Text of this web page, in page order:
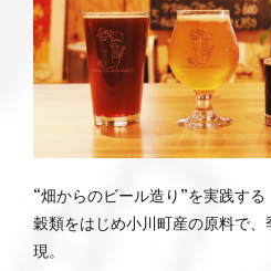
“畑からのビール造り”を実践す
穀類をはじめ小川町産の原料で
現。